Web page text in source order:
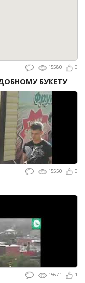
15580 0
БУКЕТУ
15550 0
15671 1